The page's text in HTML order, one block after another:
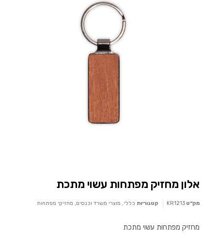
אלון מחזיק מפתחות עשוי מתכת
מק״ט KR1213 קטגוריות כללי, מוצרי משרד וכנסים, מחזיקי מפתחות
מחזיק מפתחות עשוי מתכת